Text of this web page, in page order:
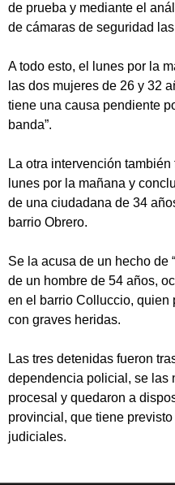
de prueba y mediante el
de cámaras de seguridad
A todo esto, el lunes por la
las dos mujeres de 26 y 32
tiene una causa pendiente
banda”.
La otra intervención
lunes por la mañana y
de una ciudadana de 34
barrio Obrero.
Se la acusa de un hecho de
de un hombre de 54 años,
en el barrio Colluccio, quien
con graves heridas.
Las tres detenidas fueron
dependencia policial, se las
procesal y quedaron a
provincial, que tiene
judiciales.